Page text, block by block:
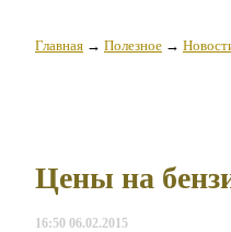
Главная → Полезное →
Цены на
16:50 06.02.2015